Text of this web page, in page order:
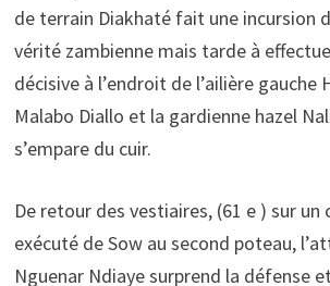
de terrain Diakhaté fait une incursion
vérité zambienne mais tarde à
décisive à l’endroit de l’ailière gauche
Malabo Diallo et la gardienne hazel
s’empare du cuir.
De retour des vestiaires, (61 e ) sur un
exécuté de Sow au second poteau,
Nguenar Ndiaye surprend la défense